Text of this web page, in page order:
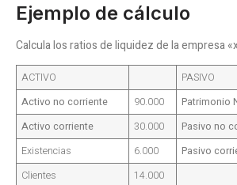
Ejemplo de cálculo
Calcula los ratios de liquidez de la empresa
ACTIVO
PASIVO
Activo no corriente
90.000 Patrimonio
Activo corriente
30.000 Pasivo no
Existencias
6.000 Pasivo
Clientes
14.000